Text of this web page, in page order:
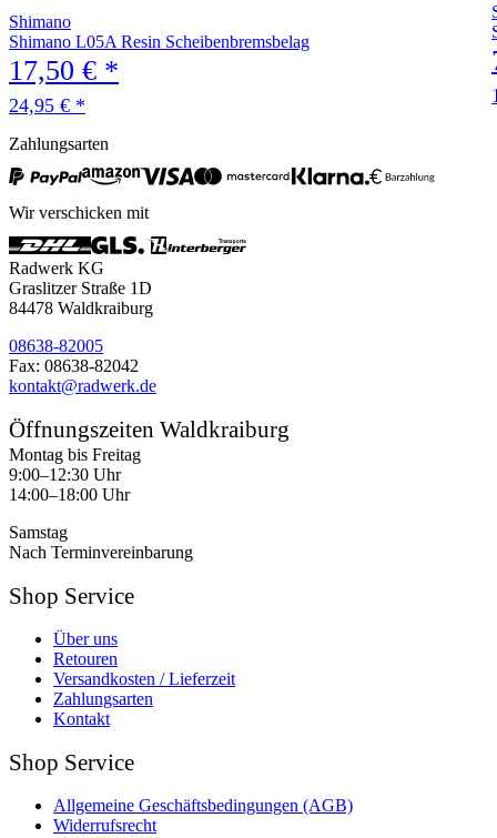
Shimano
Shimano L05A Resin Scheibenbremsbelag
17,50 € *
24,95 € *
Zahlungsarten
Wir verschicken mit
Radwerk KG
Graslitzer Straße 1D
84478 Waldkraiburg
08638-82005
Fax: 08638-82042
kontakt@radwerk.de
Öffnungszeiten Waldkraiburg
Montag bis Freitag
9:00–12:30 Uhr
14:00–18:00 Uhr
Samstag
Nach Terminvereinbarung
Shop Service
Über uns
Retouren
Versandkosten / Lieferzeit
Zahlungsarten
Kontakt
Shop Service
Allgemeine Geschäftsbedingungen (AGB)
Widerrufsrecht